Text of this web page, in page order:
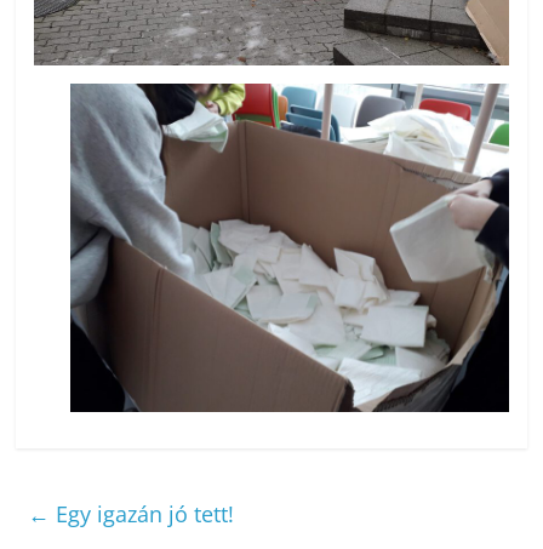
← Egy igazán jó tett!